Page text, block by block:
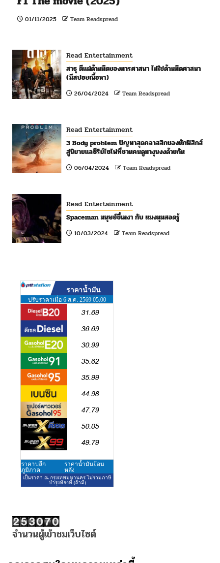
01/11/2025 Team Readspread
Read Entertainment
สาธุ ตีแผ่ด้านมืดของมารศาสนา ไม่ใช่ด้านมืดศาสนา
(มีสปอยเนื้อหา)
26/04/2024 Team Readspread
Read Entertainment
3 Body problem ปัญหาสุดคลาสสิกของนักฟิสิกส์
สู่นิยายแลซีรีย์ไซไฟที่ชวนคนดูมางุนงงด้วยกัน
06/04/2024 Team Readspread
Read Entertainment
Spaceman มนุษย์ขี้เหงา กับ แมงมุมสอดรู้
10/03/2024 Team Readspread
จำนวนผู้เข้าชมเว็บไซต์